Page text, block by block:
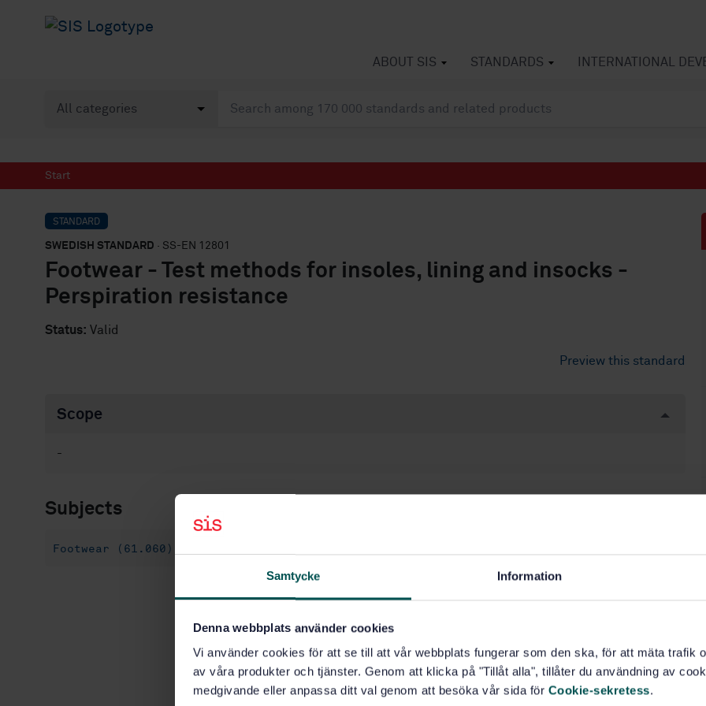
Samtycke Information
Denna webbplats använder cookies
Vi använder cookies för att se till att vår webbplats fungerar som den ska, för att mäta trafik
av våra produkter och tjänster. Genom att klicka på "Tillåt alla", tillåter du användning av
medgivande eller anpassa ditt val genom att besöka vår sida för Cookie-sekretess.
ABOUT SIS STANDARDS INTERNATIONAL
Start
STANDARD
SWEDISH STANDARD · SS-EN 12801
Footwear - Test methods for insoles, lining and insocks -
Perspiration resistance
Status: Valid
Preview this standard
Scope
-
Subjects
Footwear (61.060)